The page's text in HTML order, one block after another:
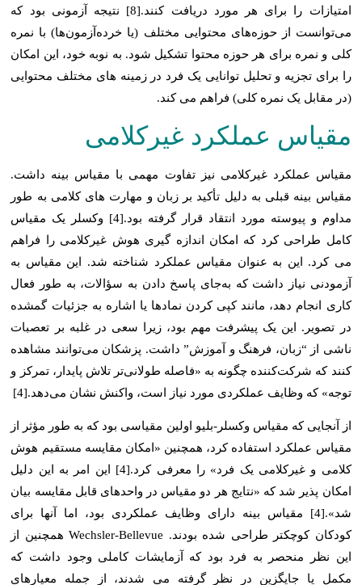
امتیازات را برای هر مورد دریافت کنند.[8] نتیجه آزمونی بود که
می‌توانست از حوزه‌های محتوایی مختلف (یا خرده‌آزمون‌ها) با نمره
کلی و نمره برای هر حوزه محتوا تشکیل شود. به نوبه خود، این امکان
را برای تجزیه و تحلیل توانایی یک فرد در زمینه های مختلف محتوایی
(در مقابل یک نمره کلی) فراهم می کند.
مقیاس عملکرد غیرکلامی
مقیاس عملکرد غیرکلامی نیز تفاوت مهمی با مقیاس بینه داشت.
مقیاس بینه قبلی به دلیل تأکید بر زبان و مهارت های کلامی به طور
مداوم و پیوسته مورد انتقاد قرار گرفته بود.[4] وکسلر یک مقیاس
کامل طراحی کرد که امکان اندازه گیری هوش غیرکلامی را فراهم
می کرد. این به عنوان مقیاس عملکرد شناخته شد. این مقیاس به
آزمودنی نیاز داشت که به‌جای پاسخ دادن به سؤالات، به طور فعال
کاری انجام دهد، مانند کپی کردن نمادها یا اشاره به جزئیات گمشده
در تصویر. این یک پیشرفت مهم بود، زیرا سعی در غلبه بر تعصبات
ناشی از “زبان، فرهنگ و آموزش” داشت. پزشکان می‌توانند مشاهده
کنند که شرکت‌کننده چگونه به «فاصله طولانی‌تر تلاش پایدار، تمرکز و
توجه» که وظایف عملکردی مورد نیاز است، واکنش نشان می‌دهد.[4]
از آنجایی که مقیاس وکسلر-بلیو اولین مقیاسی بود که به طور مؤثر از
مقیاس عملکرد استفاده کرد، همچنین «امکان مقایسه مستقیم هوش
کلامی و غیرکلامی یک فرد» را معرفی کرد.[4] این امر به این دلیل
امکان پذیر شد که «نتایج هر دو مقیاس در واحدهای قابل مقایسه بیان
شد».[4] مقیاس بینه دارای وظایف عملکردی بود، اما آنها برای
کودکان کوچکتر طراحی شده بودند. Wechsler-Bellevue همچنین از
این نظر منحصر به فرد بود که آزمایشات کاملی وجود داشت که
مکمل یا جایگزین در نظر گرفته می شدند، از جمله معیارهای